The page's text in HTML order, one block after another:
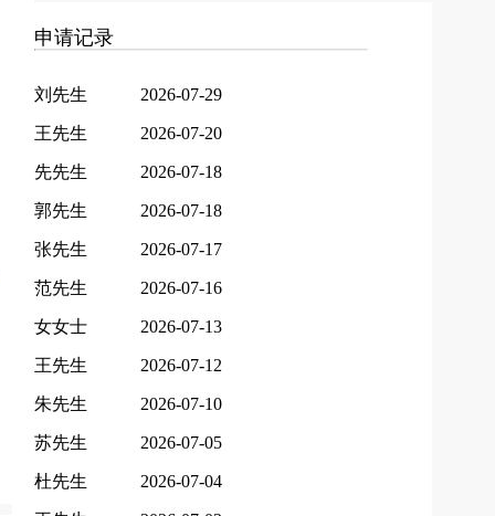
申请记录
刘先生 2026-07-29
王先生 2026-07-20
先先生 2026-07-18
郭先生 2026-07-18
张先生 2026-07-17
范先生 2026-07-16
女女士 2026-07-13
王先生 2026-07-12
朱先生 2026-07-10
苏先生 2026-07-05
杜先生 2026-07-04